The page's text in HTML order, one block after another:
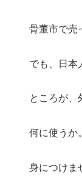
骨董市で売っ
でも、日本人
ところが、外
何に使うか。
身につけませ